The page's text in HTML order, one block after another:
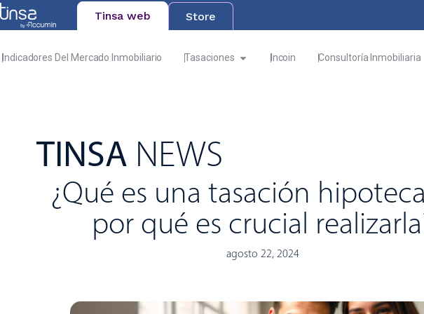
Tinsa web Store
Indicadores Del Mercado Inmobiliario Tasaciones Incoin Consultoría Inmobiliaria
TINSA NEWS
¿Qué es una tasación
por qué es crucial
agosto 22, 2024